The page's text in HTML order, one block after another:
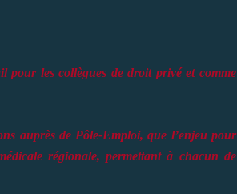
pour les collègues de droit privé et comme
auprès de Pôle-Emploi, que l’enjeu pour
régionale, permettant à chacun de